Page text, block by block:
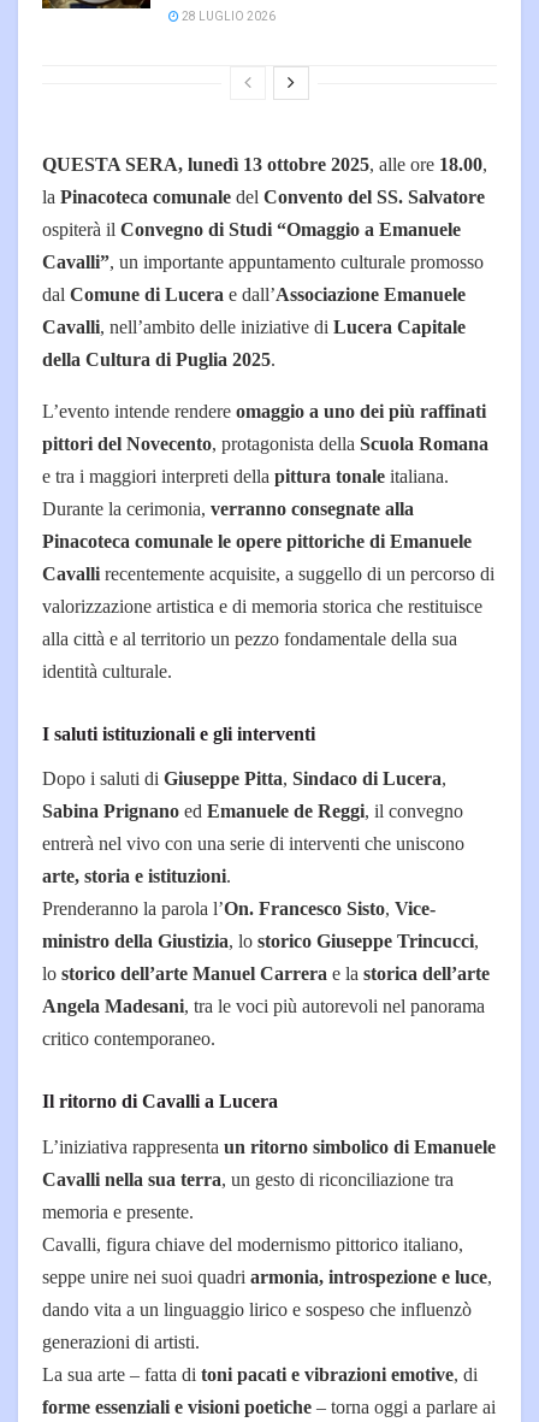
28 LUGLIO 2026
QUESTA SERA, lunedì 13 ottobre 2025, alle ore 18.00,
la Pinacoteca comunale del Convento del SS. Salvatore
ospiterà il Convegno di Studi “Omaggio a Emanuele
Cavalli”, un importante appuntamento culturale promosso
dal Comune di Lucera e dall’Associazione Emanuele
Cavalli, nell’ambito delle iniziative di Lucera Capitale
della Cultura di Puglia 2025.
L’evento intende rendere omaggio a uno dei più raffinati
pittori del Novecento, protagonista della Scuola Romana
e tra i maggiori interpreti della pittura tonale italiana.
Durante la cerimonia, verranno consegnate alla
Pinacoteca comunale le opere pittoriche di Emanuele
Cavalli recentemente acquisite, a suggello di un percorso di
valorizzazione artistica e di memoria storica che restituisce
alla città e al territorio un pezzo fondamentale della sua
identità culturale.
I saluti istituzionali e gli interventi
Dopo i saluti di Giuseppe Pitta, Sindaco di Lucera,
Sabina Prignano ed Emanuele de Reggi, il convegno
entrerà nel vivo con una serie di interventi che uniscono
arte, storia e istituzioni.
Prenderanno la parola l’On. Francesco Sisto, Vice-
ministro della Giustizia, lo storico Giuseppe Trincucci,
lo storico dell’arte Manuel Carrera e la storica dell’arte
Angela Madesani, tra le voci più autorevoli nel panorama
critico contemporaneo.
Il ritorno di Cavalli a Lucera
L’iniziativa rappresenta un ritorno simbolico di Emanuele
Cavalli nella sua terra, un gesto di riconciliazione tra
memoria e presente.
Cavalli, figura chiave del modernismo pittorico italiano,
seppe unire nei suoi quadri armonia, introspezione e luce,
dando vita a un linguaggio lirico e sospeso che influenzò
generazioni di artisti.
La sua arte – fatta di toni pacati e vibrazioni emotive, di
forme essenziali e visioni poetiche – torna oggi a parlare ai